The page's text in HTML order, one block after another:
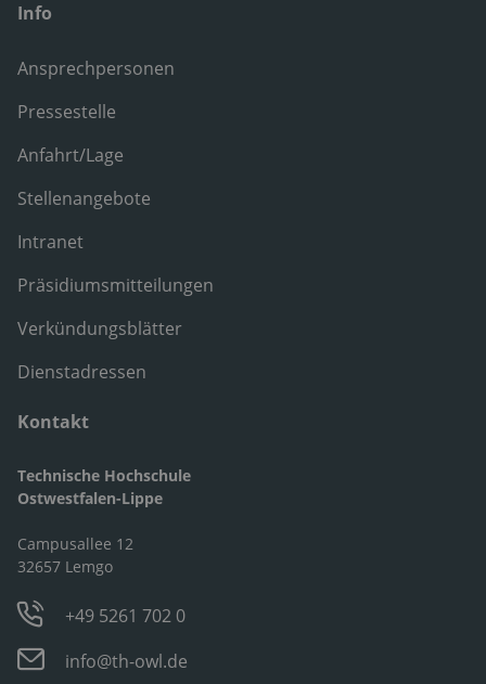
Info
Ansprechpersonen
Pressestelle
Anfahrt/Lage
Stellenangebote
Intranet
Präsidiumsmitteilungen
Verkündungsblätter
Dienstadressen
Kontakt
Technische Hochschule
Ostwestfalen-Lippe
Campusallee 12
32657 Lemgo
+49 5261 702 0
info@th-owl.de